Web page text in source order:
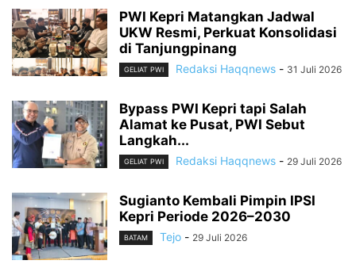
PWI Kepri Matangkan Jadwal
UKW Resmi, Perkuat Konsolidasi
di Tanjungpinang
GELIAT PWI Redaksi Haqqnews - 31 Juli 2026
Bypass PWI Kepri tapi Salah
Alamat ke Pusat, PWI Sebut
Langkah...
GELIAT PWI Redaksi Haqqnews - 29 Juli 2026
Sugianto Kembali Pimpin IPSI
Kepri Periode 2026–2030
BATAM Tejo - 29 Juli 2026